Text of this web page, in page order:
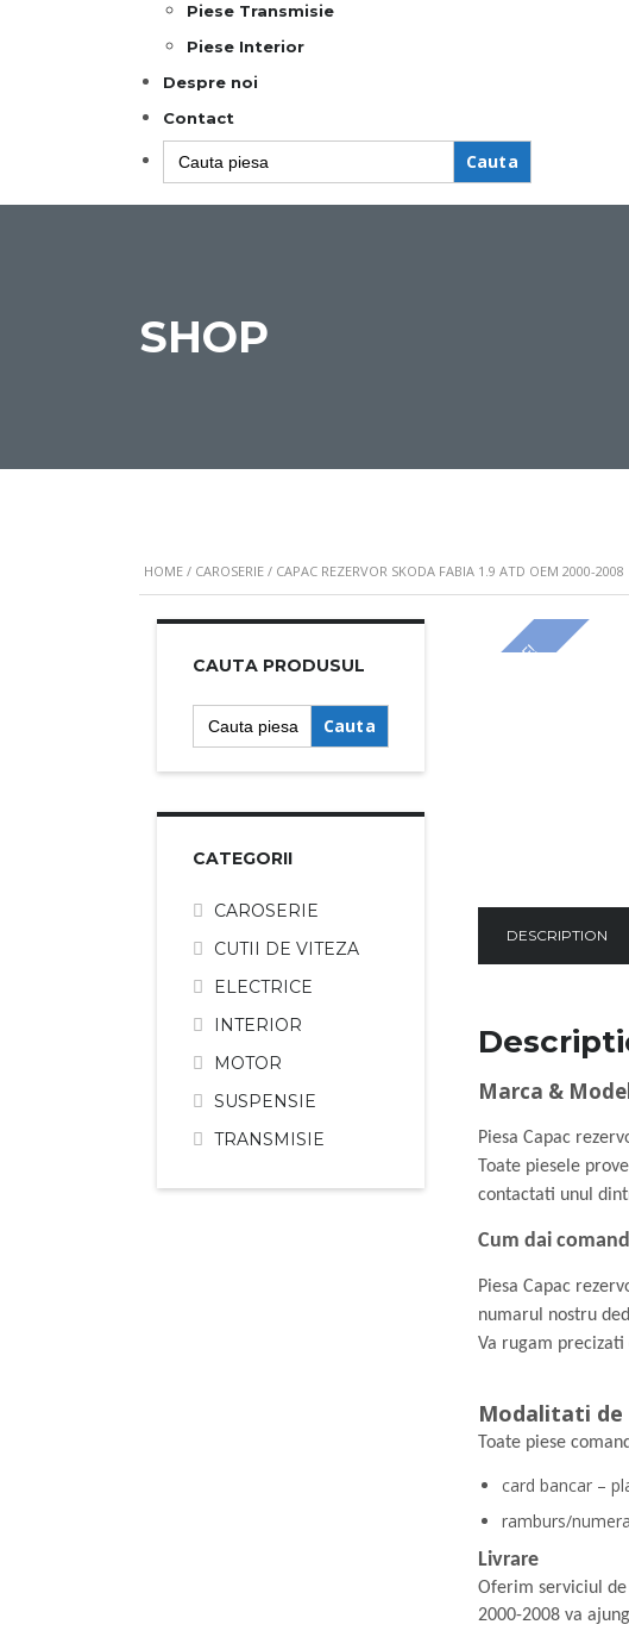
Piese Transmisie
Piese Interior
Despre noi
Contact
Search
for:
SHOP
HOME / CAROSERIE / CAPAC REZERVOR SKODA FABIA 1.9 ATD OEM 2000-2008
SALE!
DESCRIPTION
Marca &
Piesa Capac
Toate piesele
contactati unul
Cum dai
Piesa Capac
numarul nostru
Va rugam precizati
Modalitati de
Toate piese
card bancar –
ramburs/
Livrare
Oferim serviciul
2000-2008 va
CAUTA PRODUSUL
Search
for:
CATEGORII
CAROSERIE
CUTII DE VITEZA
ELECTRICE
INTERIOR
MOTOR
SUSPENSIE
TRANSMISIE